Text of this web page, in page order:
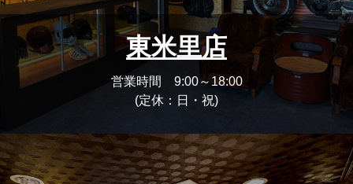
東米里店
営業時間 9:00～18:00
(定休：日・祝)